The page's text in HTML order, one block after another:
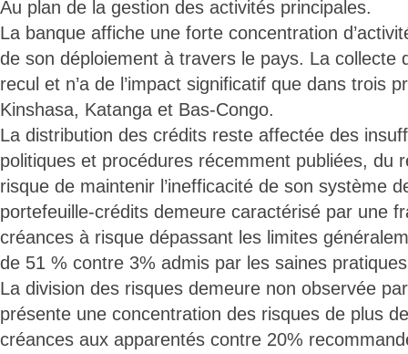
Au plan de la gestion des activités principales.
La banque affiche une forte concentration
de son déploiement à travers le pays. La collecte
recul et n’a de l’impact significatif que dans trois
Kinshasa, Katanga et Bas-Congo.
La distribution des crédits reste affectée des
politiques et procédures récemment publiées, du
risque de maintenir l’inefficacité de son système
portefeuille-crédits demeure caractérisé par une
créances à risque dépassant les limites
de 51 % contre 3% admis par les saines
La division des risques demeure non observée
présente une concentration des risques de plus
créances aux apparentés contre 20%